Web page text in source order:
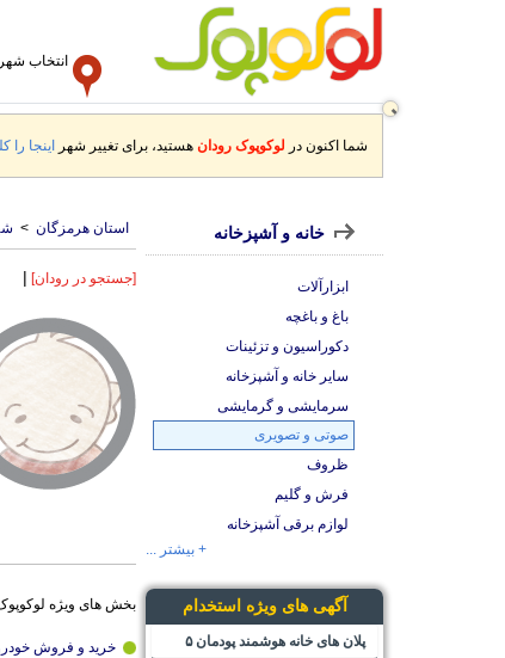
انتخاب شهر
شما اکنون در لوکوپوک رودان هستید، برای تغییر شهر اینجا را
استان هرمزگان >
[جستجو در رودان] |
بخش های ویژه
خرید و فروش
خانه و آشپزخانه
ابزارآلات
باغ و باغچه
دکوراسیون و تزئینات
سایر خانه و آشپزخانه
سرمایشی و گرمایشی
صوتی و تصویری
ظروف
فرش و گلیم
لوازم برقی آشپزخانه
+ بیشتر ...
آگهی های ویژه استخدام
پلان های خانه هوشمند پودمان ۵